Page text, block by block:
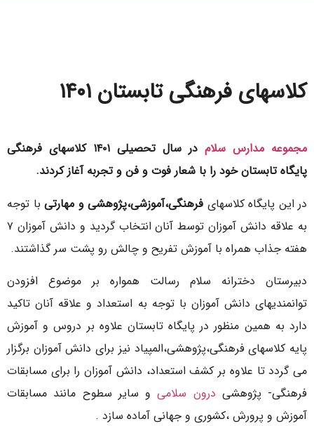
کلاسهای فرهنگی تابستان ۱۴۰۱
مجموعه مدارس سلام
در سال تحصیلی ۱۴۰۱ کلاسهای فرهنگی
پایگاه تابستان خود را با شعار فوت و فن و تجربه آغاز کردند.
در این پایگاه کلاسهای فرهنگی،آموزشی،پژوهشی و مهارتی با توجه
به علاقه دانش آموزان توسط آنان انتخاب گردید و دانش آموزان ۷
هفته جذاب همراه با آموزش تفریح و چالش رو پشت سر گذاشتند.
دبیرستان دخترانه سلام رسالت همواره بر موضوع افزودن
توانمندیهای دانش آموزان با توجه به استعداد و علاقه آنان تاکید
دارد به همین منظور در پایگاه تابستان علاوه بر دروس و آموزش
پایه کلاسهای فرهنگی،پژوهشی،المپیاد نیز برای دانش آموزان برگزار
می گردد تا علاوه بر کشف استعداد، دانش آموزان را برای مسابقات
فرهنگی- پژوهشی درون سلامیو سایر سطوح مانند مسابقات
آموزش و پرورش ،کشوری و جهانی آماده سازد .